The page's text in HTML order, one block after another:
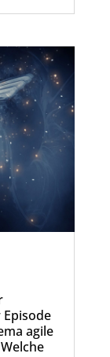
agile